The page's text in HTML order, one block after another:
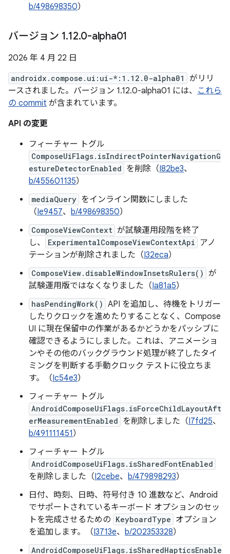
b/498698350）
バージョン 1.12.0-alpha01
2026 年 4 月 22 日
androidx.compose.ui:ui-*:1.12.0-alpha01
がリリ
ースされました。バージョン 1.12.0-alpha01 には、 これら
の commit が含まれています。
API の変更
フィーチャー トグル
ComposeUiFlags.isIndirectPointerNavigationG
estureDetectorEnabled を削除（I82be3、
b/455601135）
mediaQuery をインライン関数にしました
（Ie9457、 b/498698350）
ComposeViewContext が試験運用段階を終了
し、
ExperimentalComposeViewContextApi アノ
テーションが削除されました（I32eca）
ComposeView.disableWindowInsetsRulers() が
試験運用版ではなくなりました（Ia81a5）
hasPendingWork() API を追加し、待機をトリガー
したりクロックを進めたりすることなく、Compose
UI に現在保留中の作業があるかどうかをパッシブに
確認できるようにしました。これは、アニメーショ
ンやその他のバックグラウンド処理が終了したタイ
ミングを判断する手動クロック テストに役立ちま
す。（Ic54e3）
フィーチャー トグル
AndroidComposeUiFlags.isForceChildLayoutAft
erMeasurementEnabled を削除しました（I7fd25、
b/491111451）
フィーチャー トグル
AndroidComposeUiFlags.isSharedFontEnabled
を削除しました（I2cebe、 b/479898293）
日付、時刻、日時、符号付き 10 進数など、Android
でサポートされているキーボード オプションのセッ
トを完成させるための KeyboardType オプション
を追加します。（I3713e、 b/202353328）
AndroidComposeUiFlags.isSharedHapticsEnable